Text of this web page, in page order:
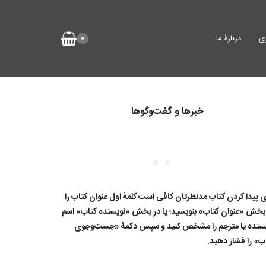
0 دربارۀ ما
خبرها و گفت‌وگوها
پیدا کردن کتاب مدنظرتان کافی است کلمۀ اول عنوان کتاب را
«عنوان کتاب» بنویسید؛ یا در بخش «نویسنده کتاب» اسم
یا مترجم را مشخص کنید و سپس دکمۀ «جست‌وجوی
را فشار دهید.